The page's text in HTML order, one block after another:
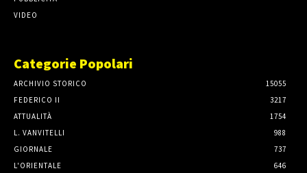
VIDEO
Categorie Popolari
ARCHIVIO STORICO
15055
FEDERICO II
3217
ATTUALITÀ
1754
L. VANVITELLI
988
GIORNALE
737
L'ORIENTALE
646